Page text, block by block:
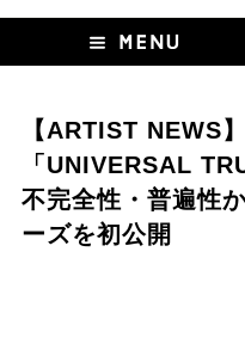
【ARTIST NEWS
「UNIVERSAL
不完全性・普遍性
ーズを初公開